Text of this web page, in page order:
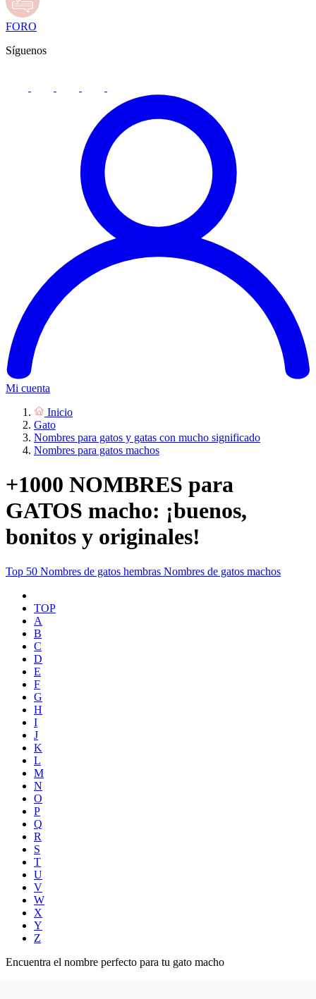
FORO
Síguenos
Mi cuenta
Inicio
Gato
Nombres para gatos y gatas con mucho significado
Nombres para gatos machos
+1000 NOMBRES para
GATOS macho: ¡buenos,
bonitos y originales!
Top 50 Nombres de gatos hembras Nombres de gatos machos
TOP
A
B
C
D
E
F
G
H
I
J
K
L
M
N
O
P
Q
R
S
T
U
V
W
X
Y
Z
Encuentra el nombre perfecto para tu gato macho